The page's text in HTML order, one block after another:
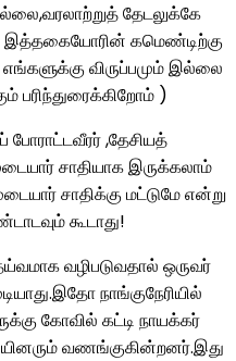
தேடலுக்கே
இத்தகையோரின் கமெண்டிற்கு
விருப்பமும் இல்லை
பரிந்துரைக்கிறோம் )
போராட்டவீரர் ,தேசியத்
சாதியாக இருக்கலாம்
சாதிக்கு மட்டுமே என்று
கூடாது!
வழிபடுவதால் ஒருவர்
நாங்குநேரியில்
கோவில் கட்டி நாயக்கர்
வணங்குகின்றனர்.இது